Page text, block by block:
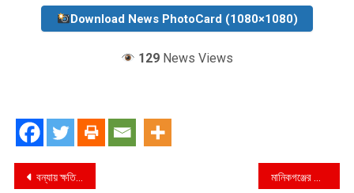
Download News PhotoCard (1080×1080)
129 News Views
Post
বন্যায় ক্ষতিগ্রস্ত অসহায় বানভাসি মানুষের পাশে বিজিবি মানিকগঞ্জের সিংগাইর উপজেলার চান্দহর ইউনিয়ন ভূমি সহকারী কর্মকর্তার বিরুদ্ধে অনিয়ম দুর্নীতির অভিযোগ